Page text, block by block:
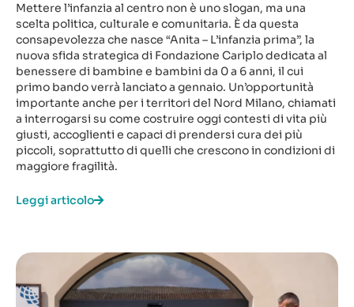
Mettere l’infanzia al centro non è uno slogan, ma una
scelta politica, culturale e comunitaria. È da questa
consapevolezza che nasce “Anita – L’infanzia prima”, la
nuova sfida strategica di Fondazione Cariplo dedicata al
benessere di bambine e bambini da 0 a 6 anni, il cui
primo bando verrà lanciato a gennaio. Un’opportunità
importante anche per i territori del Nord Milano, chiamati
a interrogarsi su come costruire oggi contesti di vita più
giusti, accoglienti e capaci di prendersi cura dei più
piccoli, soprattutto di quelli che crescono in condizioni di
maggiore fragilità.
Leggi articolo